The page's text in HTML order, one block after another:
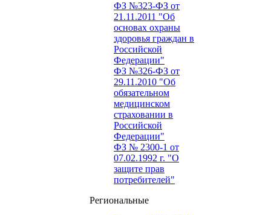
ФЗ №323-ФЗ от
21.11.2011 "Об
основах охраны
здоровья граждан в
Российской
Федерации"
ФЗ №326-ФЗ от
29.11.2010 "Об
обязательном
медицинском
страховании в
Российской
Федерации"
ФЗ № 2300-1 от
07.02.1992 г. "О
защите прав
потребителей"
Региональные